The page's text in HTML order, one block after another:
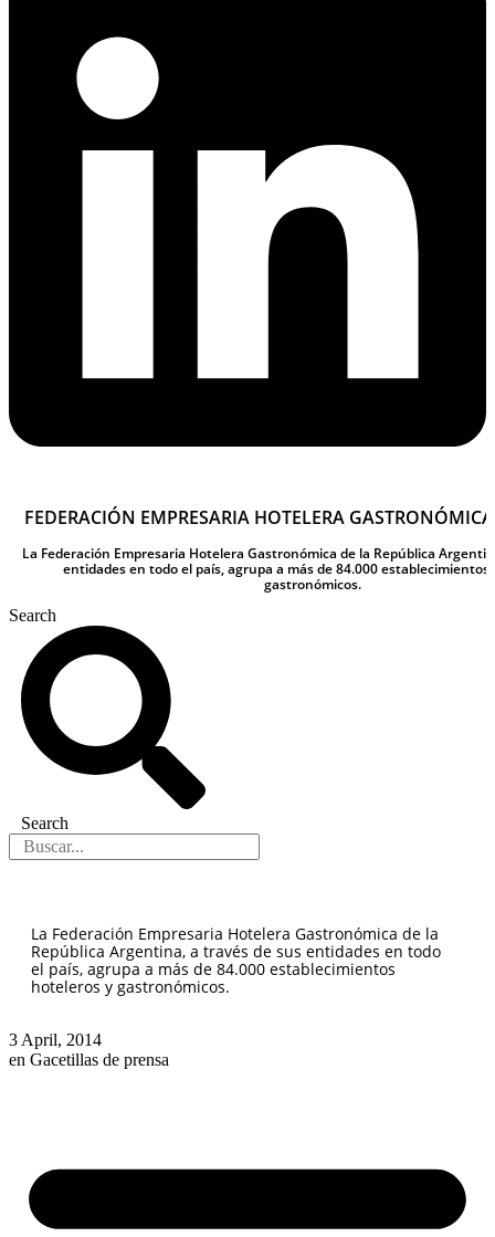
FEDERACIÓN EMPRESARIA HOTELERA
La Federación Empresaria Hotelera Gastronómica de la República
entidades en todo el país, agrupa a más de 84.000 establecimientos
gastronómicos.
Search
Search
La Federación Empresaria Hotelera Gastronómica de la
República Argentina, a través de sus entidades en todo
el país, agrupa a más de 84.000 establecimientos
hoteleros y gastronómicos.
3 April, 2014
en Gacetillas de prensa